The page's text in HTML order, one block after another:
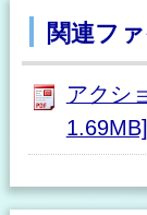
関連フ
アクシ
1.69MB]